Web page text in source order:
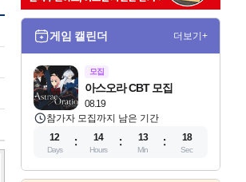
게임 캘린더 더보기+
모집
08.19
아스오라 CBT 모집
참가자 모집까지 남은 기간
12
Days
14
Hours
13
Min
16
Sec